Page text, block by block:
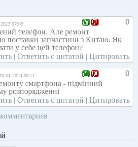
0
07:03
телефон. Але ремонт
поставки запчастини з Китаю. Як
у себе цей телефон?
| Ответить с цитатой | Цитировать
0
18.01.2024 09:21
смартфона - підмінний
розпорядженні
| Ответить с цитатой | Цитировать